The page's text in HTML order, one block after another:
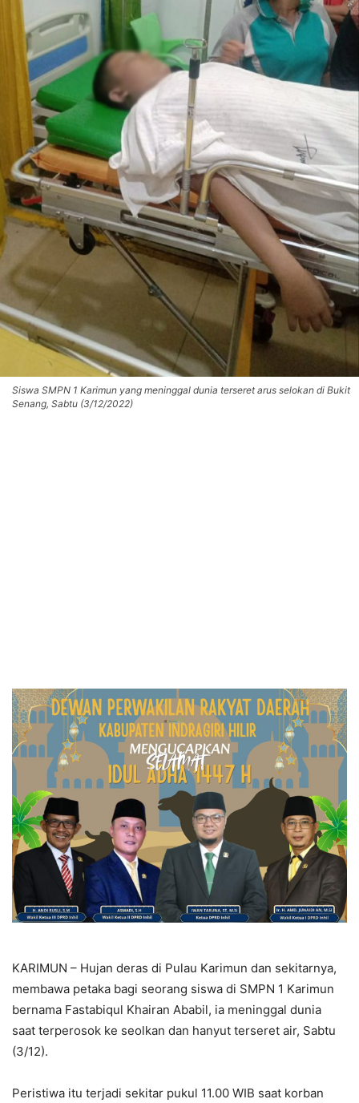
Siswa SMPN 1 Karimun yang meninggal dunia terseret arus selokan di Bukit
Senang, Sabtu (3/12/2022)
KARIMUN – Hujan deras di Pulau Karimun dan sekitarnya,
membawa petaka bagi seorang siswa di SMPN 1 Karimun
bernama Fastabiqul Khairan Ababil, ia meninggal dunia
saat terperosok ke seolkan dan hanyut terseret air, Sabtu
(3/12).
Peristiwa itu terjadi sekitar pukul 11.00 WIB saat korban